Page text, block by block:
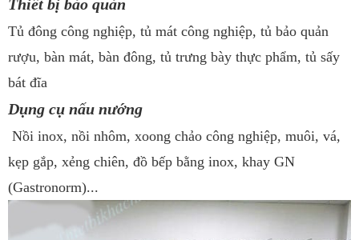
Thiết bị bảo quản
Tủ đông công nghiệp, tủ mát công nghiệp, tủ bảo quản
rượu, bàn mát, bàn đông, tủ trưng bày thực phẩm, tủ sấy
bát đĩa
Dụng cụ nấu nướng
Nồi inox, nồi nhôm, xoong chảo công nghiệp, muôi, vá,
kẹp gắp, xẻng chiên, đồ bếp bằng inox, khay GN
(Gastronorm)...